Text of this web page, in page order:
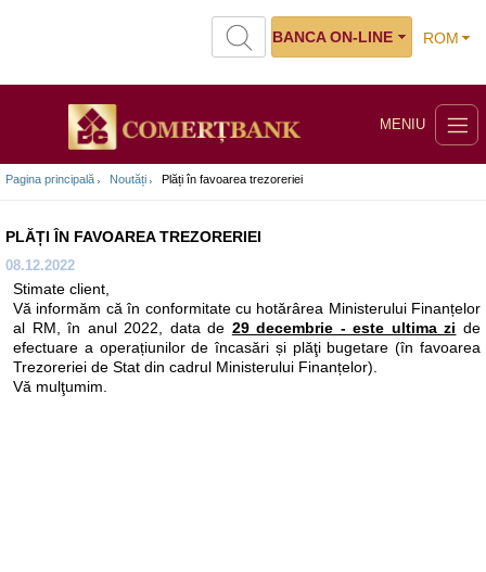
ROM
BANCA ON-LINE
MENIU
Pagina principală Noutăți Plăți în favoarea trezoreriei
PLĂȚI ÎN FAVOAREA TREZORERIEI
08.12.2022
Stimate client,
Vă informăm că în conformitate cu hotărârea Ministerului Finanțelor
al RM, în anul 2022, data de 29 decembrie - este ultima zi de
efectuare a operațiunilor de încasări și plăţi bugetare (în favoarea
Trezoreriei de Stat din cadrul Ministerului Finanțelor).
Vă mulţumim.